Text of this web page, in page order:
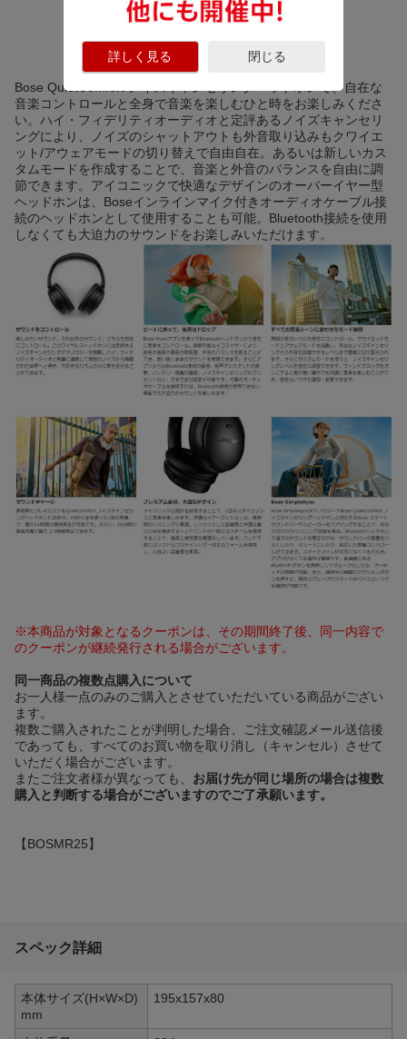
詳しく見る 閉じる
Bose QuietComfort ノイズキャンセリングヘッドホンで、自在な
音楽コントロールと全身で音楽を楽しむひと時をお楽しみくださ
い。ハイ・フィデリティオーディオと定評あるノイズキャンセリ
ングにより、ノイズのシャットアウトも外音取り込みもクワイエ
ット/アウェアモードの切り替えで自由自在。あるいは新しいカス
タムモードを作成することで、音楽と外音のバランスを自由に調
節できます。アイコニックで快適なデザインのオーバーイヤー型
ヘッドホンは、Boseインラインマイク付きオーディオケーブル接
続のヘッドホンとして使用することも可能。Bluetooth接続を使用
しなくても大迫力のサウンドをお楽しみいただけます。
※本商品が対象となるクーポンは、その期間終了後、同一内容で
のクーポンが継続発行される場合がございます。
同一商品の複数点購入について
お一人様一点のみのご購入とさせていただいている商品がござい
ます。
複数ご購入されたことが判明した場合、ご注文確認メール送信後
であっても、すべてのお買い物を取り消し（キャンセル）させて
いただく場合がございます。
またご注文者様が異なっても、 お届け先が同じ場所の場合は複数
購入と判断する場合がございますのでご了承願います。
【BOSMR25】
スペック詳細
本体サイズ(H×W×D)
mm
195x157x80